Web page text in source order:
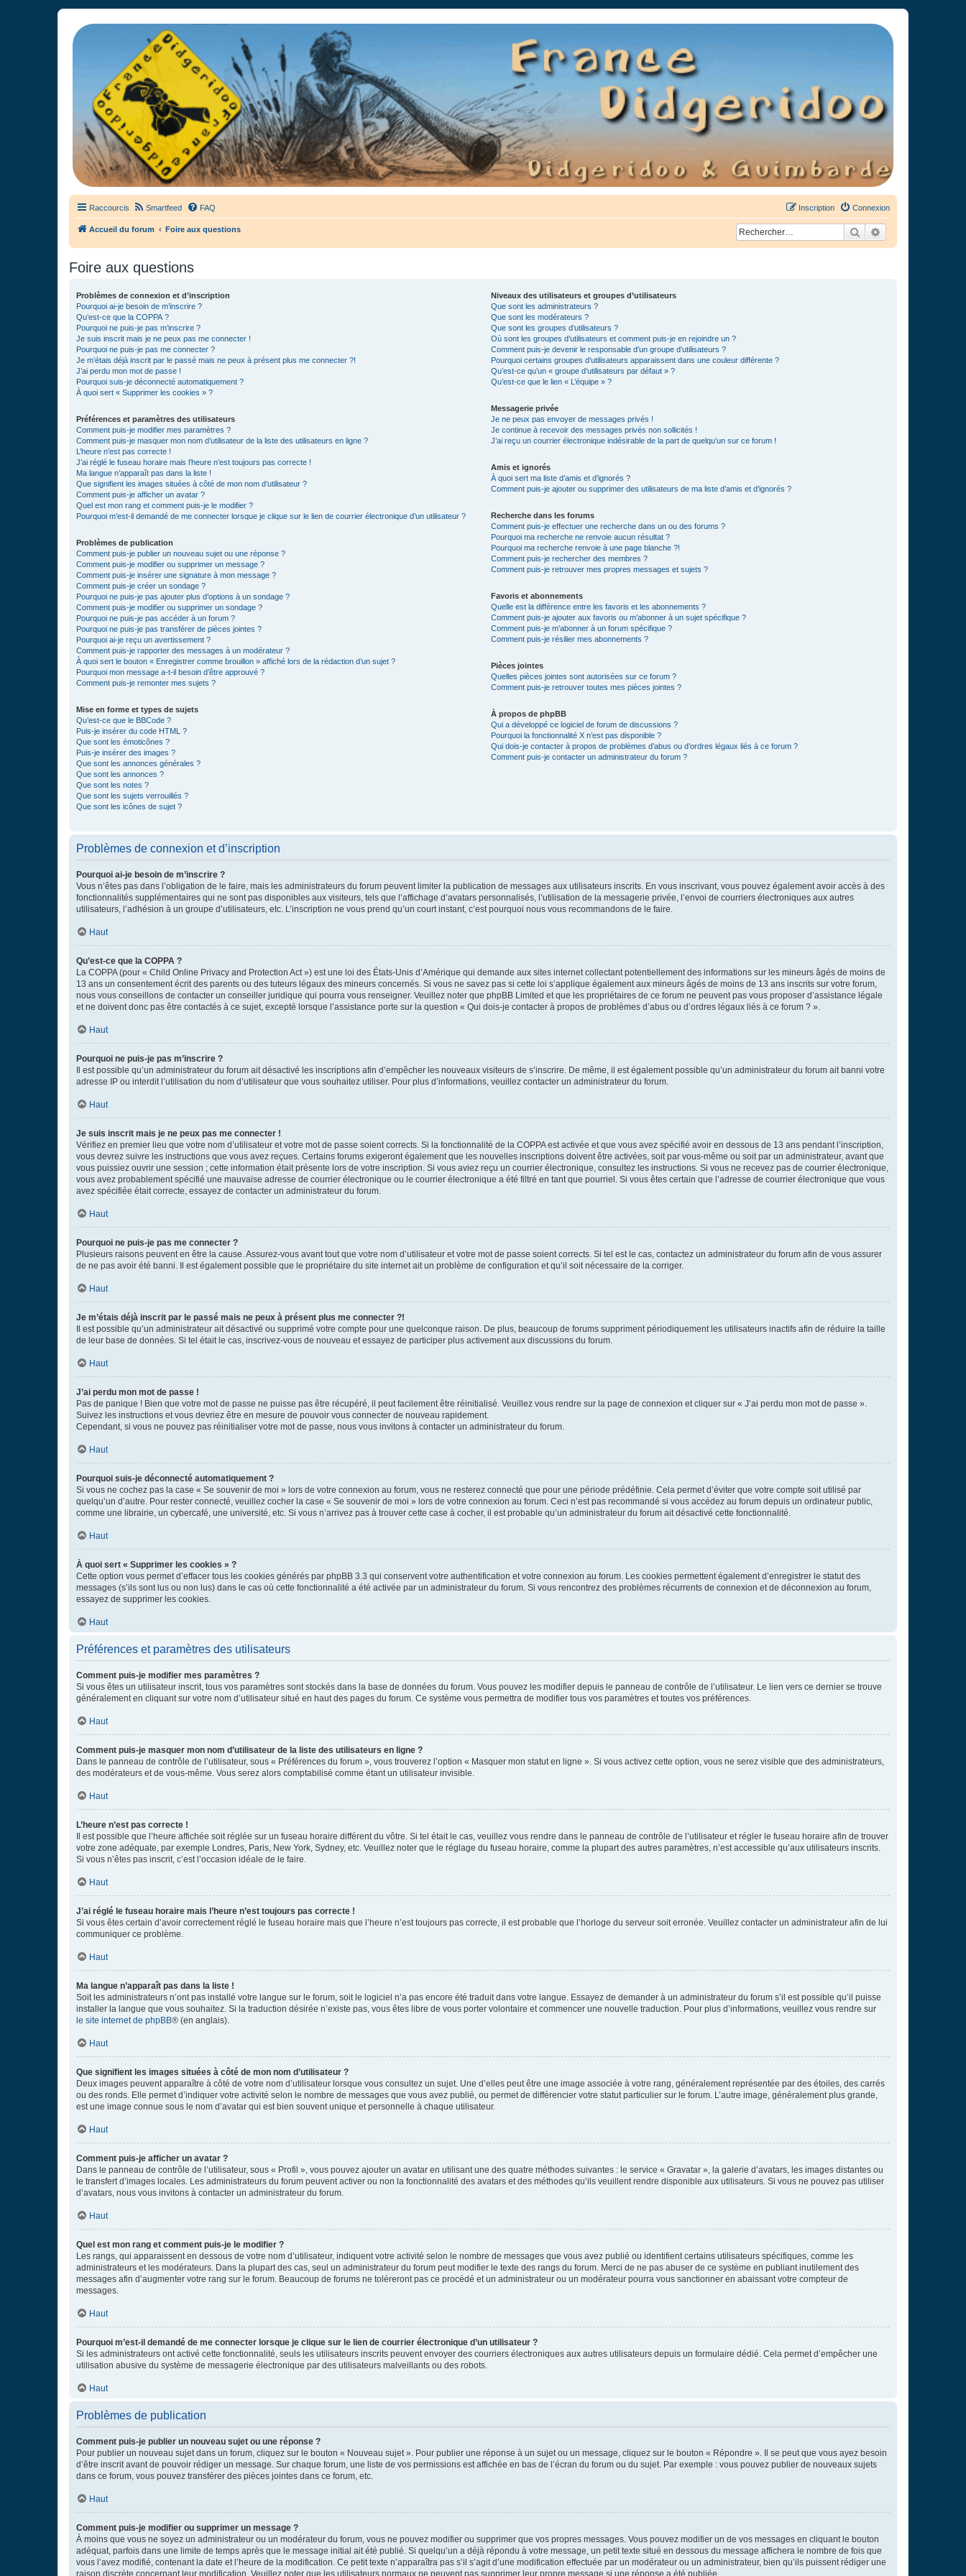
France Didgeridoo
Didgeridoo et Guimbarde sur France Didgeridoo - retrouvez la communauté.
Raccourcis Smartfeed FAQ Connexion
Inscription
Accueil du forum Foire aux questions Rechercher
Foire aux questions
Problèmes de connexion et d’inscription
Pourquoi ai-je besoin de m’inscrire ?
Qu’est-ce que la COPPA ?
Pourquoi ne puis-je pas m’inscrire ?
Je suis inscrit mais je ne peux pas me connecter !
Pourquoi ne puis-je pas me connecter ?
Je m’étais déjà inscrit par le passé mais ne peux à présent plus me connecter ?!
J’ai perdu mon mot de passe !
Pourquoi suis-je déconnecté automatiquement ?
À quoi sert « Supprimer les cookies » ?
Préférences et paramètres des utilisateurs
Comment puis-je modifier mes paramètres ?
Comment puis-je masquer mon nom d’utilisateur de la liste des utilisateurs en ligne ?
L’heure n’est pas correcte !
J’ai réglé le fuseau horaire mais l’heure n’est toujours pas correcte !
Ma langue n’apparaît pas dans la liste !
Que signifient les images situées à côté de mon nom d’utilisateur ?
Comment puis-je afficher un avatar ?
Quel est mon rang et comment puis-je le modifier ?
Pourquoi m’est-il demandé de me connecter lorsque je clique sur le lien de courrier électronique d’un utilisateur ?
Problèmes de publication
Comment puis-je publier un nouveau sujet ou une réponse ?
Comment puis-je modifier ou supprimer un message ?
Comment puis-je insérer une signature à mon message ?
Comment puis-je créer un sondage ?
Pourquoi ne puis-je pas ajouter plus d’options à un sondage ?
Comment puis-je modifier ou supprimer un sondage ?
Pourquoi ne puis-je pas accéder à un forum ?
Pourquoi ne puis-je pas transférer de pièces jointes ?
Pourquoi ai-je reçu un avertissement ?
Comment puis-je rapporter des messages à un modérateur ?
À quoi sert le bouton « Enregistrer comme brouillon » affiché lors de la rédaction d’un sujet ?
Pourquoi mon message a-t-il besoin d’être approuvé ?
Comment puis-je remonter mes sujets ?
Mise en forme et types de sujets
Qu’est-ce que le BBCode ?
Puis-je insérer du code HTML ?
Que sont les émoticônes ?
Puis-je insérer des images ?
Que sont les annonces générales ?
Que sont les annonces ?
Que sont les notes ?
Que sont les sujets verrouillés ?
Que sont les icônes de sujet ?
Niveaux des utilisateurs et groupes d’utilisateurs
Que sont les administrateurs ?
Que sont les modérateurs ?
Que sont les groupes d’utilisateurs ?
Où sont les groupes d’utilisateurs et comment puis-je en rejoindre un ?
Comment puis-je devenir le responsable d’un groupe d’utilisateurs ?
Pourquoi certains groupes d’utilisateurs apparaissent dans une couleur différente ?
Qu’est-ce qu’un « groupe d’utilisateurs par défaut » ?
Qu’est-ce que le lien « L’équipe » ?
Messagerie privée
Je ne peux pas envoyer de messages privés !
Je continue à recevoir des messages privés non sollicités !
J’ai reçu un courrier électronique indésirable de la part de quelqu’un sur ce forum !
Amis et ignorés
À quoi sert ma liste d’amis et d’ignorés ?
Comment puis-je ajouter ou supprimer des utilisateurs de ma liste d’amis et d’ignorés ?
Recherche dans les forums
Comment puis-je effectuer une recherche dans un ou des forums ?
Pourquoi ma recherche ne renvoie aucun résultat ?
Pourquoi ma recherche renvoie à une page blanche ?!
Comment puis-je rechercher des membres ?
Comment puis-je retrouver mes propres messages et sujets ?
Favoris et abonnements
Quelle est la différence entre les favoris et les abonnements ?
Comment puis-je ajouter aux favoris ou m’abonner à un sujet spécifique ?
Comment puis-je m’abonner à un forum spécifique ?
Comment puis-je résilier mes abonnements ?
Pièces jointes
Quelles pièces jointes sont autorisées sur ce forum ?
Comment puis-je retrouver toutes mes pièces jointes ?
À propos de phpBB
Qui a développé ce logiciel de forum de discussions ?
Pourquoi la fonctionnalité X n’est pas disponible ?
Qui dois-je contacter à propos de problèmes d’abus ou d’ordres légaux liés à ce forum ?
Comment puis-je contacter un administrateur du forum ?
Problèmes de connexion et d’inscription
Pourquoi ai-je besoin de m’inscrire ?
Vous n’êtes pas dans l’obligation de le faire, mais les administrateurs du forum peuvent limiter la publication de messages aux utilisateurs inscrits. En vous inscrivant, vous pouvez également avoir accès à des
fonctionnalités supplémentaires qui ne sont pas disponibles aux visiteurs, tels que l’affichage d’avatars personnalisés, l’utilisation de la messagerie privée, l’envoi de courriers électroniques aux autres
utilisateurs, l’adhésion à un groupe d’utilisateurs, etc. L’inscription ne vous prend qu’un court instant, c’est pourquoi nous vous recommandons de le faire.
Haut
Qu’est-ce que la COPPA ?
La COPPA (pour « Child Online Privacy and Protection Act ») est une loi des États-Unis d’Amérique qui demande aux sites internet collectant potentiellement des informations sur les mineurs âgés de moins de
13 ans un consentement écrit des parents ou des tuteurs légaux des mineurs concernés. Si vous ne savez pas si cette loi s’applique également aux mineurs âgés de moins de 13 ans inscrits sur votre forum,
nous vous conseillons de contacter un conseiller juridique qui pourra vous renseigner. Veuillez noter que phpBB Limited et que les propriétaires de ce forum ne peuvent pas vous proposer d’assistance légale
et ne doivent donc pas être contactés à ce sujet, excepté lorsque l’assistance porte sur la question « Qui dois-je contacter à propos de problèmes d’abus ou d’ordres légaux liés à ce forum ? ».
Haut
Pourquoi ne puis-je pas m’inscrire ?
Il est possible qu’un administrateur du forum ait désactivé les inscriptions afin d’empêcher les nouveaux visiteurs de s’inscrire. De même, il est également possible qu’un administrateur du forum ait banni votre
adresse IP ou interdit l’utilisation du nom d’utilisateur que vous souhaitez utiliser. Pour plus d’informations, veuillez contacter un administrateur du forum.
Haut
Je suis inscrit mais je ne peux pas me connecter !
Vérifiez en premier lieu que votre nom d’utilisateur et votre mot de passe soient corrects. Si la fonctionnalité de la COPPA est activée et que vous avez spécifié avoir en dessous de 13 ans pendant l’inscription,
vous devrez suivre les instructions que vous avez reçues. Certains forums exigeront également que les nouvelles inscriptions doivent être activées, soit par vous-même ou soit par un administrateur, avant que
vous puissiez ouvrir une session ; cette information était présente lors de votre inscription. Si vous aviez reçu un courrier électronique, consultez les instructions. Si vous ne recevez pas de courrier électronique,
vous avez probablement spécifié une mauvaise adresse de courrier électronique ou le courrier électronique a été filtré en tant que pourriel. Si vous êtes certain que l’adresse de courrier électronique que vous
avez spécifiée était correcte, essayez de contacter un administrateur du forum.
Haut
Pourquoi ne puis-je pas me connecter ?
Plusieurs raisons peuvent en être la cause. Assurez-vous avant tout que votre nom d’utilisateur et votre mot de passe soient corrects. Si tel est le cas, contactez un administrateur du forum afin de vous assurer
de ne pas avoir été banni. Il est également possible que le propriétaire du site internet ait un problème de configuration et qu’il soit nécessaire de la corriger.
Haut
Je m’étais déjà inscrit par le passé mais ne peux à présent plus me connecter ?!
Il est possible qu’un administrateur ait désactivé ou supprimé votre compte pour une quelconque raison. De plus, beaucoup de forums suppriment périodiquement les utilisateurs inactifs afin de réduire la taille
de leur base de données. Si tel était le cas, inscrivez-vous de nouveau et essayez de participer plus activement aux discussions du forum.
Haut
J’ai perdu mon mot de passe !
Pas de panique ! Bien que votre mot de passe ne puisse pas être récupéré, il peut facilement être réinitialisé. Veuillez vous rendre sur la page de connexion et cliquer sur « J’ai perdu mon mot de passe ».
Suivez les instructions et vous devriez être en mesure de pouvoir vous connecter de nouveau rapidement.
Cependant, si vous ne pouvez pas réinitialiser votre mot de passe, nous vous invitons à contacter un administrateur du forum.
Haut
Pourquoi suis-je déconnecté automatiquement ?
Si vous ne cochez pas la case « Se souvenir de moi » lors de votre connexion au forum, vous ne resterez connecté que pour une période prédéfinie. Cela permet d’éviter que votre compte soit utilisé par
quelqu’un d’autre. Pour rester connecté, veuillez cocher la case « Se souvenir de moi » lors de votre connexion au forum. Ceci n’est pas recommandé si vous accédez au forum depuis un ordinateur public,
comme une librairie, un cybercafé, une université, etc. Si vous n’arrivez pas à trouver cette case à cocher, il est probable qu’un administrateur du forum ait désactivé cette fonctionnalité.
Haut
À quoi sert « Supprimer les cookies » ?
Cette option vous permet d’effacer tous les cookies générés par phpBB 3.3 qui conservent votre authentification et votre connexion au forum. Les cookies permettent également d’enregistrer le statut des
messages (s’ils sont lus ou non lus) dans le cas où cette fonctionnalité a été activée par un administrateur du forum. Si vous rencontrez des problèmes récurrents de connexion et de déconnexion au forum,
essayez de supprimer les cookies.
Haut
Préférences et paramètres des utilisateurs
Comment puis-je modifier mes paramètres ?
Si vous êtes un utilisateur inscrit, tous vos paramètres sont stockés dans la base de données du forum. Vous pouvez les modifier depuis le panneau de contrôle de l’utilisateur. Le lien vers ce dernier se trouve
généralement en cliquant sur votre nom d’utilisateur situé en haut des pages du forum. Ce système vous permettra de modifier tous vos paramètres et toutes vos préférences.
Haut
Comment puis-je masquer mon nom d’utilisateur de la liste des utilisateurs en ligne ?
Dans le panneau de contrôle de l’utilisateur, sous « Préférences du forum », vous trouverez l’option « Masquer mon statut en ligne ». Si vous activez cette option, vous ne serez visible que des administrateurs,
des modérateurs et de vous-même. Vous serez alors comptabilisé comme étant un utilisateur invisible.
Haut
L’heure n’est pas correcte !
Il est possible que l’heure affichée soit réglée sur un fuseau horaire différent du vôtre. Si tel était le cas, veuillez vous rendre dans le panneau de contrôle de l’utilisateur et régler le fuseau horaire afin de trouver
votre zone adéquate, par exemple Londres, Paris, New York, Sydney, etc. Veuillez noter que le réglage du fuseau horaire, comme la plupart des autres paramètres, n’est accessible qu’aux utilisateurs inscrits.
Si vous n’êtes pas inscrit, c’est l’occasion idéale de le faire.
Haut
J’ai réglé le fuseau horaire mais l’heure n’est toujours pas correcte !
Si vous êtes certain d’avoir correctement réglé le fuseau horaire mais que l’heure n’est toujours pas correcte, il est probable que l’horloge du serveur soit erronée. Veuillez contacter un administrateur afin de lui
communiquer ce problème.
Haut
Ma langue n’apparaît pas dans la liste !
Soit les administrateurs n’ont pas installé votre langue sur le forum, soit le logiciel n’a pas encore été traduit dans votre langue. Essayez de demander à un administrateur du forum s’il est possible qu’il puisse
installer la langue que vous souhaitez. Si la traduction désirée n’existe pas, vous êtes libre de vous porter volontaire et commencer une nouvelle traduction. Pour plus d’informations, veuillez vous rendre sur
le site internet de phpBB® (en anglais).
Haut
Que signifient les images situées à côté de mon nom d’utilisateur ?
Deux images peuvent apparaître à côté de votre nom d’utilisateur lorsque vous consultez un sujet. Une d’elles peut être une image associée à votre rang, généralement représentée par des étoiles, des carrés
ou des ronds. Elle permet d’indiquer votre activité selon le nombre de messages que vous avez publié, ou permet de différencier votre statut particulier sur le forum. L’autre image, généralement plus grande,
est une image connue sous le nom d’avatar qui est bien souvent unique et personnelle à chaque utilisateur.
Haut
Comment puis-je afficher un avatar ?
Dans le panneau de contrôle de l’utilisateur, sous « Profil », vous pouvez ajouter un avatar en utilisant une des quatre méthodes suivantes : le service « Gravatar », la galerie d’avatars, les images distantes ou
le transfert d’images locales. Les administrateurs du forum peuvent activer ou non la fonctionnalité des avatars et des méthodes qu’ils veuillent rendre disponible aux utilisateurs. Si vous ne pouvez pas utiliser
d’avatars, nous vous invitons à contacter un administrateur du forum.
Haut
Quel est mon rang et comment puis-je le modifier ?
Les rangs, qui apparaissent en dessous de votre nom d’utilisateur, indiquent votre activité selon le nombre de messages que vous avez publié ou identifient certains utilisateurs spécifiques, comme les
administrateurs et les modérateurs. Dans la plupart des cas, seul un administrateur du forum peut modifier le texte des rangs du forum. Merci de ne pas abuser de ce système en publiant inutilement des
messages afin d’augmenter votre rang sur le forum. Beaucoup de forums ne toléreront pas ce procédé et un administrateur ou un modérateur pourra vous sanctionner en abaissant votre compteur de
messages.
Haut
Pourquoi m’est-il demandé de me connecter lorsque je clique sur le lien de courrier électronique d’un utilisateur ?
Si les administrateurs ont activé cette fonctionnalité, seuls les utilisateurs inscrits peuvent envoyer des courriers électroniques aux autres utilisateurs depuis un formulaire dédié. Cela permet d’empêcher une
utilisation abusive du système de messagerie électronique par des utilisateurs malveillants ou des robots.
Haut
Problèmes de publication
Comment puis-je publier un nouveau sujet ou une réponse ?
Pour publier un nouveau sujet dans un forum, cliquez sur le bouton « Nouveau sujet ». Pour publier une réponse à un sujet ou un message, cliquez sur le bouton « Répondre ». Il se peut que vous ayez besoin
d’être inscrit avant de pouvoir rédiger un message. Sur chaque forum, une liste de vos permissions est affichée en bas de l’écran du forum ou du sujet. Par exemple : vous pouvez publier de nouveaux sujets
dans ce forum, vous pouvez transférer des pièces jointes dans ce forum, etc.
Haut
Comment puis-je modifier ou supprimer un message ?
À moins que vous ne soyez un administrateur ou un modérateur du forum, vous ne pouvez modifier ou supprimer que vos propres messages. Vous pouvez modifier un de vos messages en cliquant le bouton
adéquat, parfois dans une limite de temps après que le message initial ait été publié. Si quelqu’un a déjà répondu à votre message, un petit texte situé en dessous du message affichera le nombre de fois que
vous l’avez modifié, contenant la date et l’heure de la modification. Ce petit texte n’apparaîtra pas s’il s’agit d’une modification effectuée par un modérateur ou un administrateur, bien qu’ils puissent rédiger une
raison discrète concernant leur modification. Veuillez noter que les utilisateurs normaux ne peuvent pas supprimer leur propre message si une réponse a été publiée.